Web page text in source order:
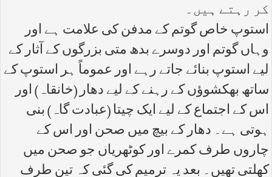
کر رہتے ہیں۔
استوپ خاص گوتم کے مدفن کی علامت ہے اور
وہاں گوتم اور دوسرے بدھ متی بزرگوں کے آثار کے
لیے استوپ بنائے جاتے رہے اور عموماً ہر استوپ کے
ساتھ بھکشوؤں کے رہنے کے لیے دھار (خانقاہ) اور
اس کے اجتماع کے لیے ایک چیتا (عبادت گاہ) بنی
ہوتی ہے۔ دھار کے بیچ میں صحن اور اس کے
چاروں طرف کمرے اور کوٹھریاں جو صحن میں
کھلتی تھیں۔ بعد یہ ترمیم کی گئی کہ تین طرف